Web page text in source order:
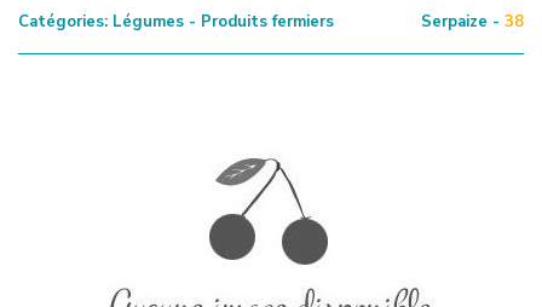
Catégories: Légumes - Produits fermiers Serpaize - 38